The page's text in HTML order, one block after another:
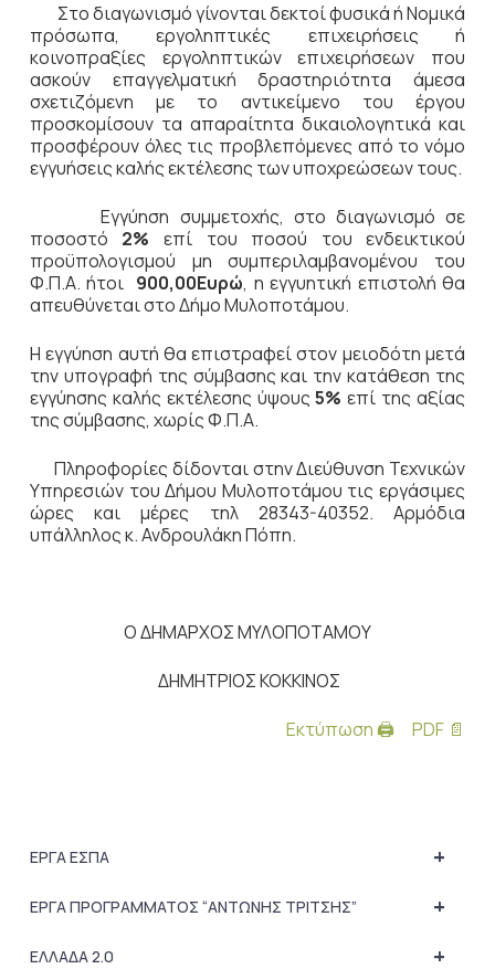
Στο διαγωνισμό γίνονται δεκτοί φυσικά ή Νομικά
πρόσωπα, εργοληπτικές επιχειρήσεις ή
κοινοπραξίες εργοληπτικών επιχειρήσεων που
ασκούν επαγγελματική δραστηριότητα άμεσα
σχετιζόμενη με το αντικείμενο του έργου
προσκομίσουν τα απαραίτητα δικαιολογητικά και
προσφέρουν όλες τις προβλεπόμενες από το νόμο
εγγυήσεις καλής εκτέλεσης των υποχρεώσεων τους.
Εγγύηση συμμετοχής, στο διαγωνισμό σε
ποσοστό 2% επί του ποσού του ενδεικτικού
προϋπολογισμού μη συμπεριλαμβανομένου του
Φ.Π.Α. ήτοι 900,00Ευρώ, η εγγυητική επιστολή θα
απευθύνεται στο Δήμο Μυλοποτάμου.
Η εγγύηση αυτή θα επιστραφεί στον μειοδότη μετά
την υπογραφή της σύμβασης και την κατάθεση της
εγγύησης καλής εκτέλεσης ύψους5% επί της αξίας
της σύμβασης, χωρίς Φ.Π.Α.
Πληροφορίες δίδονται στην Διεύθυνση Τεχνικών
Υπηρεσιών του Δήμου Μυλοποτάμου τις εργάσιμες
ώρες και μέρες τηλ 28343-40352. Αρμόδια
υπάλληλος κ. Ανδρουλάκη Πόπη.
Ο ΔΗΜΑΡΧΟΣ ΜΥΛΟΠΟΤΑΜΟΥ
ΔΗΜΗΤΡΙΟΣ ΚΟΚΚΙΝΟΣ
Εκτύπωση 🖨
PDF 📄
+
ΕΡΓΑ ΕΣΠΑ
+
ΕΡΓΑ ΠΡΟΓΡΑΜΜΑΤΟΣ “ΑΝΤΩΝΗΣ ΤΡΙΤΣΗΣ”
+
ΕΛΛΑΔΑ 2.0